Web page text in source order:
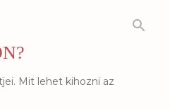
Mit lehet kihozni az